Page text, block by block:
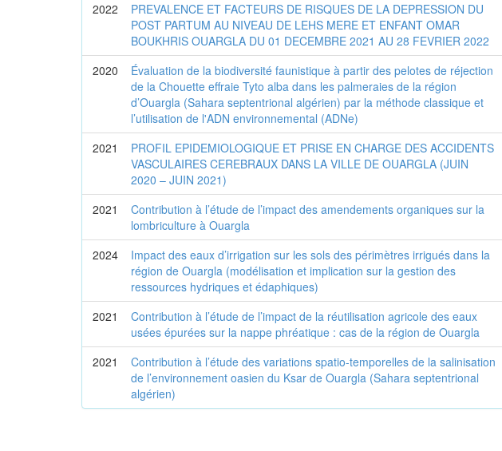
2022
PREVALENCE ET FACTEURS DE RISQUES DE LA DEPRESSION DU
POST PARTUM AU NIVEAU DE LEHS MERE ET ENFANT OMAR
BOUKHRIS OUARGLA DU 01 DECEMBRE 2021 AU 28 FEVRIER 2022
2020
Évaluation de la biodiversité faunistique à partir des pelotes de réjection
de la Chouette effraie Tyto alba dans les palmeraies de la région
d’Ouargla (Sahara septentrional algérien) par la méthode classique et
l’utilisation de l'ADN environnemental (ADNe)
2021
PROFIL EPIDEMIOLOGIQUE ET PRISE EN CHARGE DES ACCIDENTS
VASCULAIRES CEREBRAUX DANS LA VILLE DE OUARGLA (JUIN
2020 – JUIN 2021)
2021
Contribution à l’étude de l’impact des amendements organiques sur la
lombriculture à Ouargla
2024
Impact des eaux d’irrigation sur les sols des périmètres irrigués dans la
région de Ouargla (modélisation et implication sur la gestion des
ressources hydriques et édaphiques)
2021
Contribution à l’étude de l’impact de la réutilisation agricole des eaux
usées épurées sur la nappe phréatique : cas de la région de Ouargla
2021
Contribution à l’étude des variations spatio-temporelles de la salinisation
de l’environnement oasien du Ksar de Ouargla (Sahara septentrional
algérien)